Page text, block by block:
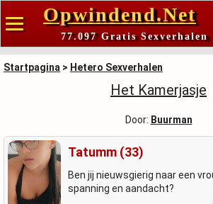
Opwindend.Net
77.097 Gratis Sexverhalen
Startpagina > Hetero Sexverhalen
Het Kamerjasje
Door: Buurman
Tatumm (33)
Ben jij nieuwsgierig naar een
spanning en aandacht?